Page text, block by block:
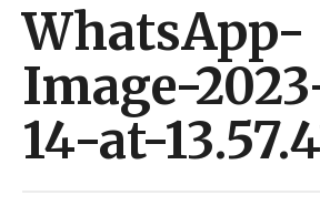
WhatsApp-
Image-
14-at-